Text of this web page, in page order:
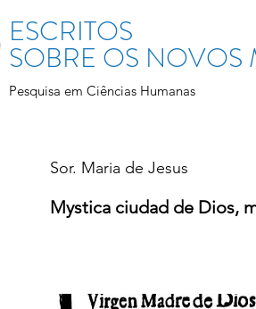
ESCRITOS
SOBRE OS NOVOS
Pesquisa em Ciências Humanas
Sor. Maria de Jesus
Mystica ciudad de Dios,